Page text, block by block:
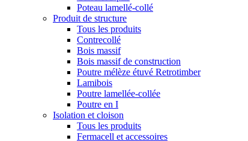
Poteau lamellé-collé
Produit de structure
Tous les produits
Contrecollé
Bois massif
Bois massif de construction
Poutre mélèze étuvé Retrotimber
Lamibois
Poutre lamellée-collée
Poutre en I
Isolation et cloison
Tous les produits
Fermacell et accessoires